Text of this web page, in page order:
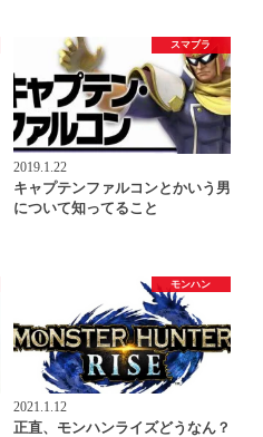
スマブラ
2019.1.22
キャプテンファルコンとかいう男
について知ってること
モンハン
2021.1.12
正直、モンハンライズどうなん？